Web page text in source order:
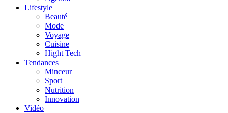
Lifestyle
Beauté
Mode
Voyage
Cuisine
Hight Tech
Tendances
Minceur
Sport
Nutrition
Innovation
Vidéo